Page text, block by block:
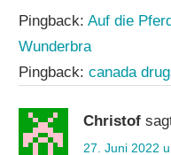
Pingback:Auf die
Wunderbra
Pingback:canada
Christof
27. Juni 2022